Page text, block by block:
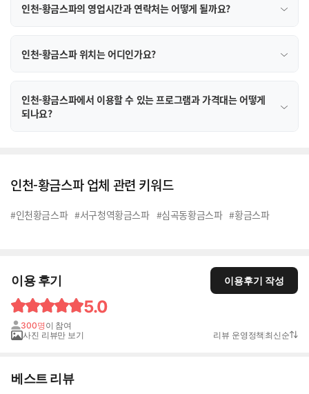
인천-황금스파의 영업시간과 연락처는 어떻게 될까요?
인천-황금스파 위치는 어디인가요?
인천-황금스파에서 이용할 수 있는 프로그램과 가격대는 어떻게
되나요?
인천-황금스파 업체 관련 키워드
#인천황금스파 #서구청역황금스파 #심곡동황금스파 #황금스파
이용 후기 이용후기 작성
5.0
300명 이 참여
사진 리뷰만 보기
리뷰 운영정책 최신순
베스트 리뷰